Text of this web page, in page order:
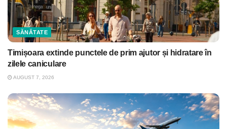
SĂNĂTATE
Timișoara extinde punctele de prim ajutor și hidratare în
zilele caniculare
AUGUST 7, 2026